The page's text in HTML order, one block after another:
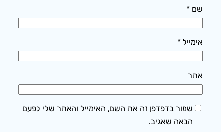
שם *
אימייל *
אתר
שמור בדפדפן זה את השם, האימייל והאתר שלי לפעם
הבאה שאגיב.